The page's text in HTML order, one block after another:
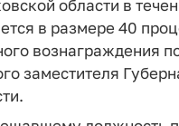
области в
в размере 40
вознаграждения
заместителя